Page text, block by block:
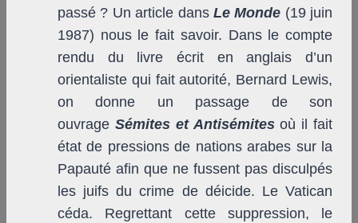
passé ? Un article dans Le Monde (19 juin
1987) nous le fait savoir. Dans le compte
rendu du livre écrit en anglais d’un
orientaliste qui fait autorité, Bernard Lewis,
on donne un passage de son
ouvrage Sémites et Antisémites où il fait
état de pressions de nations arabes sur la
Papauté afin que ne fussent pas disculpés
les juifs du crime de déicide. Le Vatican
céda. Regrettant cette suppression, le